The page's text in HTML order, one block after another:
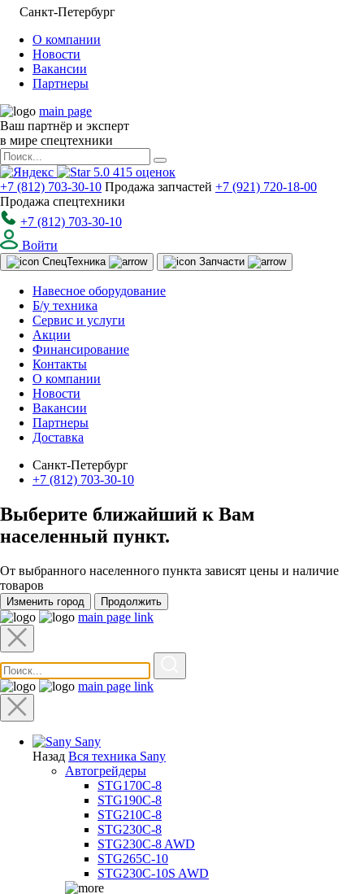
Санкт-Петербург
О компании
Новости
Вакансии
Партнеры
main page
Ваш партнёр и эксперт
в мире спецтехники
5.0 415 оценок
+7 (812) 703-30-10 Продажа запчастей +7 (921) 720-18-00
Продажа спецтехники
+7 (812) 703-30-10
Войти
СпецТехника Запчасти
Навесное оборудование
Б/у техника
Сервис и услуги
Акции
Финансирование
Контакты
О компании
Новости
Вакансии
Партнеры
Доставка
Санкт-Петербург
+7 (812) 703-30-10
Выберите ближайший к Вам
населенный пункт.
От выбранного населенного пункта зависят цены и наличие
товаров
Изменить город Продолжить
main page link
main page link
Sany
Назад Вся техника Sany
Автогрейдеры
STG170C-8
STG190C-8
STG210C-8
STG230C-8
STG230C-8 AWD
STG265C-10
STG230C-10S AWD